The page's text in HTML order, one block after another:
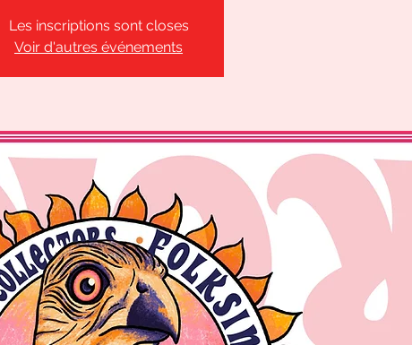
Les inscriptions sont closes
Voir d'autres événements